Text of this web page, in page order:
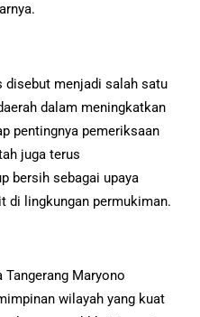
disebut menjadi salah satu
dalam meningkatkan
pentingnya pemeriksaan
juga terus
bersih sebagai upaya
di lingkungan permukiman.
Maryono
wilayah yang kuat